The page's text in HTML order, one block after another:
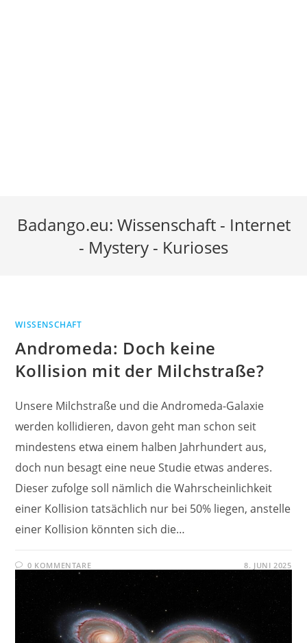
Badango.eu: Wissenschaft - Internet
- Mystery - Kurioses
WISSENSCHAFT
Andromeda: Doch keine
Kollision mit der Milchstraße?
Unsere Milchstraße und die Andromeda-Galaxie
werden kollidieren, davon geht man schon seit
mindestens etwa einem halben Jahrhundert aus,
doch nun besagt eine neue Studie etwas anderes.
Dieser zufolge soll nämlich die Wahrscheinlichkeit
einer Kollision tatsächlich nur bei 50% liegen, anstelle
einer Kollision könnten sich die…
0 KOMMENTARE 8. JUNI 2025